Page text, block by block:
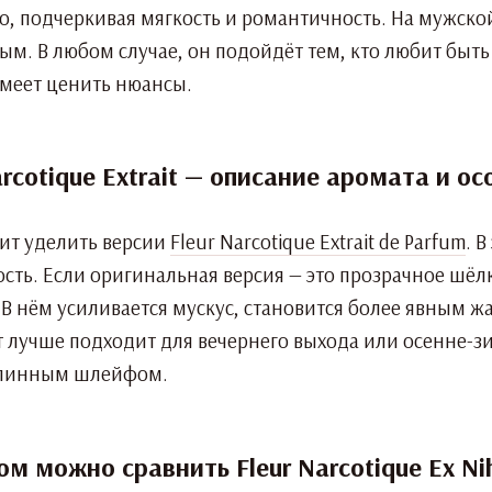
подчеркивая мягкость и романтичность. На
В любом случае, он подойдёт тем, кто любит
ценить нюансы.
Extrait — описание аромата и
уделить версии Fleur Narcotique Extrait de Parfum.
Если оригинальная версия — это прозрачное
нём усиливается мускус, становится более явным
лучше подходит для вечернего выхода или осенне-
шлейфом.
можно сравнить Fleur Narcotique Ex